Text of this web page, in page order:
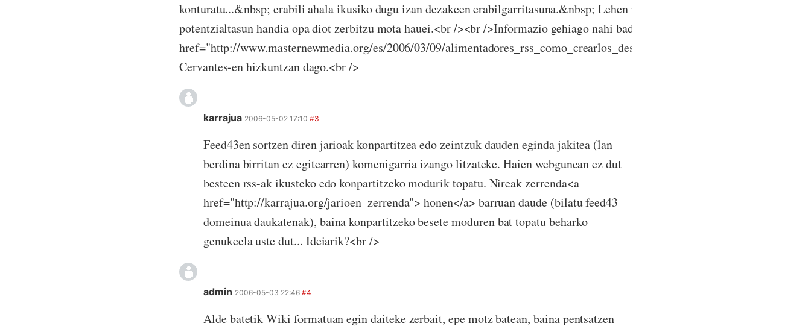
konturatu...&nbsp; erabili ahala ikusiko dugu izan dezakeen erabilgarritasuna.&nbsp; Lehen ikustaldian nahi
potentzialtasun handia opa diot zerbitzu mota hauei.<br /><br />Informazio gehiago nahi baduzue begiratu <a
href="http://www.masternewmedia.org/es/2006/03/09/alimentadores_rss_como_crearlos_desde.htm">hemen</a>.&nbsp;
Cervantes-en hizkuntzan dago.<br />
karrajua 2006-05-02 17:10 #3
Feed43en sortzen diren jarioak konpartitzea edo zeintzuk dauden eginda jakitea (lan
berdina birritan ez egitearren) komenigarria izango litzateke. Haien webgunean ez dut
besteen rss-ak ikusteko edo konpartitzeko modurik topatu. Nireak zerrenda<a
href="http://karrajua.org/jarioen_zerrenda"> honen</a> barruan daude (bilatu feed43
domeinua daukatenak), baina konpartitzeko besete moduren bat topatu beharko
genukeela uste dut... Ideiarik?<br />
admin 2006-05-03 22:46 #4
Alde batetik Wiki formatuan egin daiteke zerbait, epe motz batean, baina pentsatzen